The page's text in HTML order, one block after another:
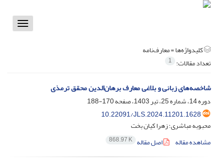
Toggle
کلیدواژه‌ها =معارف‌نامه‌
تعداد مقالات: 1
شاخصه‌های زبانی و بلاغی معارف برهان‌الدین محقق ترمذی
دوره 14، شماره 25، تیر 1403، صفحه
170-188
10.22091/JLS.2024.11201.1628
محبوبه مباشری؛ زهرا کیان بخت
مشاهده مقاله
اصل مقاله 868.97 K